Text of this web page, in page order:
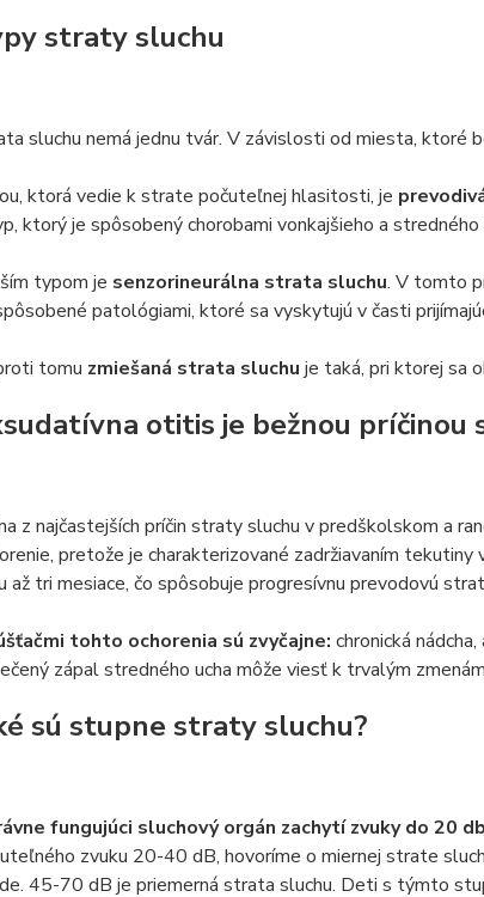
straty sluchu
sluchu nemá jednu tvár. V závislosti od miesta, ktoré
ktorá vedie k strate počuteľnej hlasitosti, je
ktorý je spôsobený chorobami vonkajšieho a stredného
typom je senzorineurálna strata sluchu. V tomto
patológiami, ktoré sa vyskytujú v časti
tomu zmiešaná strata sluchu je taká, pri ktorej sa
otitis je bežnou príčinou
z najčastejších príčin straty sluchu v predškolskom a
pretože je charakterizované zadržiavaním
až tri mesiace, čo spôsobuje progresívnu prevodovú
tohto ochorenia sú zvyčajne: chronická
zápal stredného ucha môže viesť k trvalým
sú stupne straty sluchu?
fungujúci sluchový orgán zachytí zvuky do 20
zvuku 20-40 dB, hovoríme o miernej strate
45-70 dB je priemerná strata sluchu. Deti s týmto